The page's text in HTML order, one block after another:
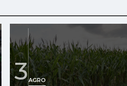
-
3AGRO